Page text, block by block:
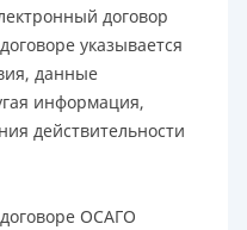
договор
указывается
данные
информация,
действительности
ОСАГО